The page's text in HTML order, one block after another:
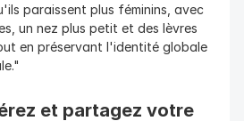
paraissent plus féminins, avec
un nez plus petit et des lèvres
en préservant l'identité globale
et partagez votre